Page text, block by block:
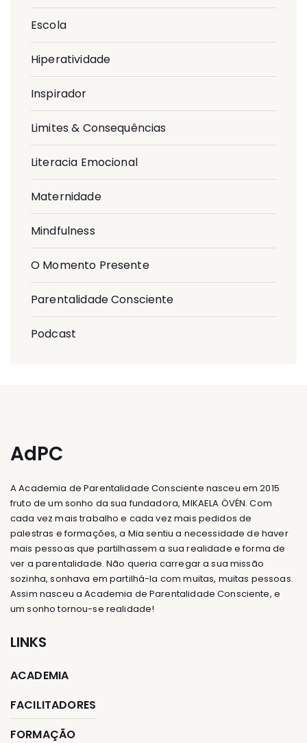
Escola
Hiperatividade
Inspirador
Limites & Consequências
Literacia Emocional
Maternidade
Mindfulness
O Momento Presente
Parentalidade Consciente
Podcast
AdPC
A Academia de Parentalidade Consciente nasceu em 2015
fruto de um sonho da sua fundadora, MIKAELA ÖVÉN. Com
cada vez mais trabalho e cada vez mais pedidos de
palestras e formações, a Mia sentiu a necessidade de haver
mais pessoas que partilhassem a sua realidade e forma de
ver a parentalidade. Não queria carregar a sua missão
sozinha, sonhava em partilhá-la com muitas, muitas pessoas.
Assim nasceu a Academia de Parentalidade Consciente, e
um sonho tornou-se realidade!
LINKS
ACADEMIA
FACILITADORES
FORMAÇÃO